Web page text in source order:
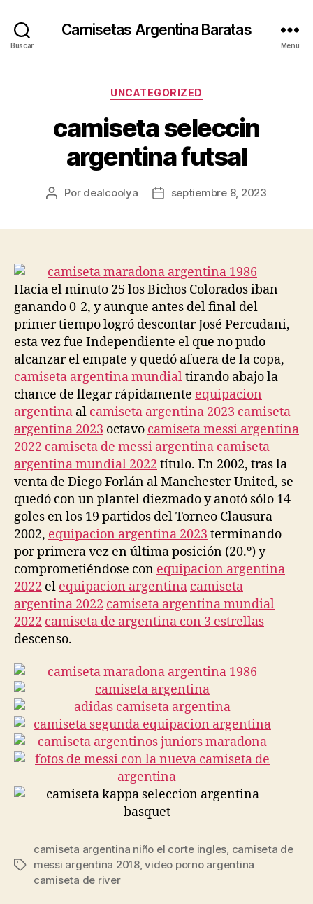
Buscar
Camisetas Argentina Baratas
Menú
Categorías
UNCATEGORIZED
camiseta seleccin
argentina futsal
Autor
Por dealcoolya
Fechaseptiembre 8, 2023
Hacia el minuto 25 los Bichos Colorados iban
ganando 0-2, y aunque antes del final del
primer tiempo logró descontar José Percudani,
esta vez fue Independiente el que no pudo
alcanzar el empate y quedó afuera de la copa,
camiseta argentina mundialtirando abajo la
chance de llegar rápidamente equipacion
argentina al camiseta argentina 2023 camiseta
argentina 2023 octavo camiseta messi argentina
2022 camiseta de messi argentina camiseta
argentina mundial 2022 título. En 2002, tras la
venta de Diego Forlán al Manchester United, se
quedó con un plantel diezmado y anotó sólo 14
goles en los 19 partidos del Torneo Clausura
2002, equipacion argentina 2023 terminando
por primera vez en última posición (20.º) y
comprometiéndose con equipacion argentina
2022 el equipacion argentina camiseta
argentina 2022 camiseta argentina mundial
2022 camiseta de argentina con 3 estrellas
descenso.
Etiquetas
camiseta argentina niño el corte ingles, camiseta de
messi argentina 2018,video porno argentina
camiseta de river